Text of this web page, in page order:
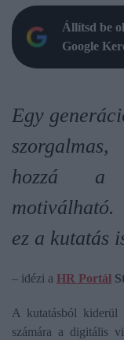
Állítsd be
Google
Egy
hozzá a
ez a kutatás
– idézi a HR Portál
A kutatásból
számára a digitális